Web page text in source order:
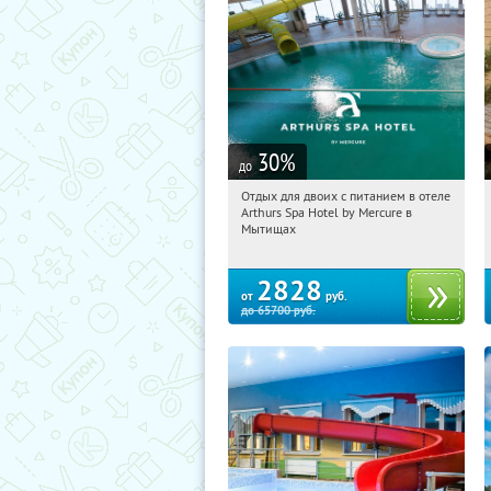
до 30%
20:23:44
Купи первым!
Московская обл., г. Мытищи, д.
Отдых для двоих с питанием в отеле
Arthurs Spa Hotel by Mercure в
Мытищах
от 2828 руб.
до65700руб.